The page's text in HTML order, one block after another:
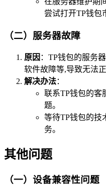
尝试打开TP钱包
（二）服务器故障
原因 ：TP钱包的服务
软件故障等,导致无法
解决办法：
联系TP钱包的客
题。
等待TP钱包的技
务。
其他问题
（一）设备兼容性问题